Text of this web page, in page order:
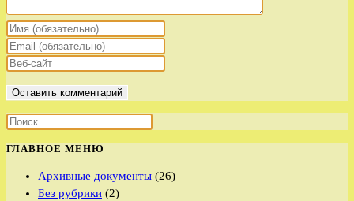
Введите
свое
имя
имя
пользователя,
чтобы
прокомментировать
Введите
свой
адрес,
чтобы
прокомментировать
Введите
вашего
веб-
сайта
(необязательно)
ГЛАВНОЕ МЕНЮ
Архивные документы (26)
Без рубрики (2)